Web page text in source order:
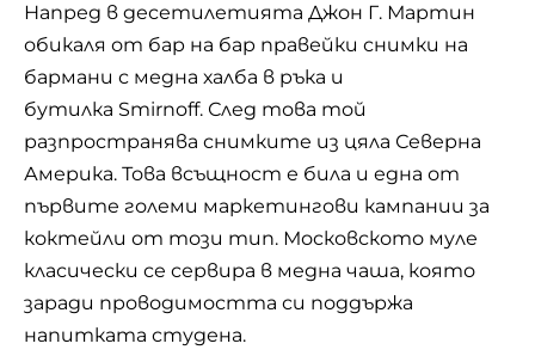
Напред в десетилетията Джон Г. Мартин
обикаля от бар на бар правейки снимки на
бармани с медна халба в ръка и
бутилка Smirnoff. След това той
разпространява снимките из цяла Северна
Америка. Това всъщност е била и една от
първите големи маркетингови кампании за
коктейли от този тип. Московското муле
класически се сервира в медна чаша, която
заради проводимостта си поддържа
напитката студена.